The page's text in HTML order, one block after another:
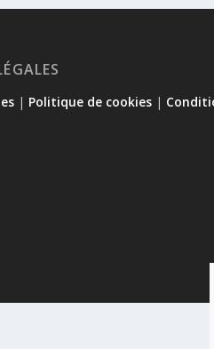
| Politique de cookies |